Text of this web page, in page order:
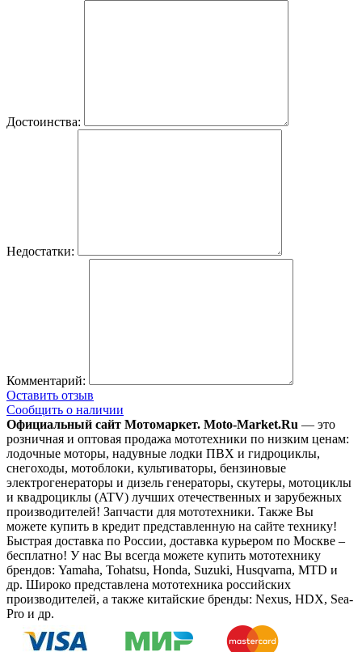
Достоинства:
Недостатки:
Комментарий:
Оставить отзыв
Сообщить о наличии
Официальный сайт Мотомаркет. Moto-Market.Ru — это
розничная и оптовая продажа мототехники по низким ценам:
лодочные моторы, надувные лодки ПВХ и гидроциклы,
снегоходы, мотоблоки, культиваторы, бензиновые
электрогенераторы и дизель генераторы, скутеры, мотоциклы
и квадроциклы (ATV) лучших отечественных и зарубежных
производителей! Запчасти для мототехники. Также Вы
можете купить в кредит представленную на сайте технику!
Быстрая доставка по России, доставка курьером по Москве –
бесплатно! У нас Вы всегда можете купить мототехнику
брендов: Yamaha, Tohatsu, Honda, Suzuki, Husqvarna, MTD и
др. Широко представлена мототехника российских
производителей, а также китайские бренды: Nexus, HDX, Sea-
Pro и др.